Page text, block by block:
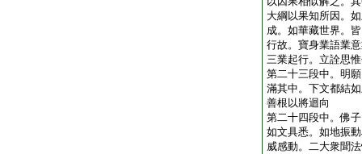
大綱以果知所因。
成。如華藏世界。
行故。寶身業語業
三業起行。立詮思
第二十三段中。明
滿其中。下文都結
善根以將迴向
第二十四段中。佛
如文具悉。如地振
威感動。二大衆聞